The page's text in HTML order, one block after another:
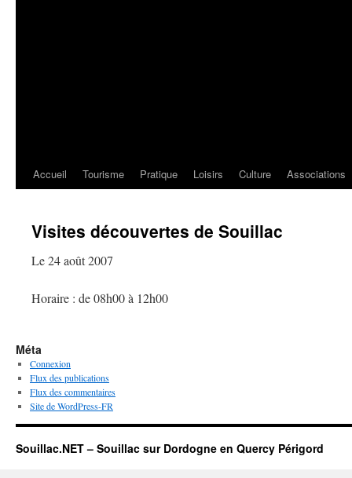
Accueil Tourisme Pratique Loisirs Culture Associations
Visites découvertes de Souillac
Le 24 août 2007
Horaire : de 08h00 à 12h00
Méta
Connexion
Flux des publications
Flux des commentaires
Site de WordPress-FR
Souillac.NET – Souillac sur Dordogne en Quercy Périgord